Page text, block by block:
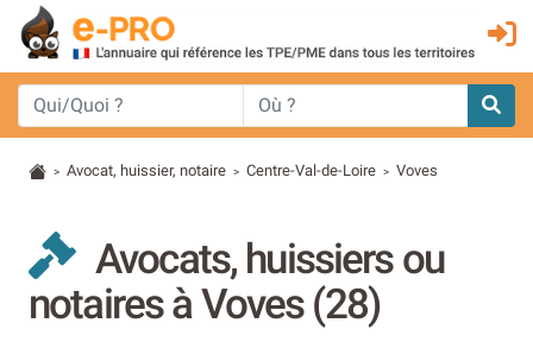
> Avocat, huissier, notaire > Centre-Val-de-Loire > Voves
Avocats, huissiers ou
notaires à Voves (28)